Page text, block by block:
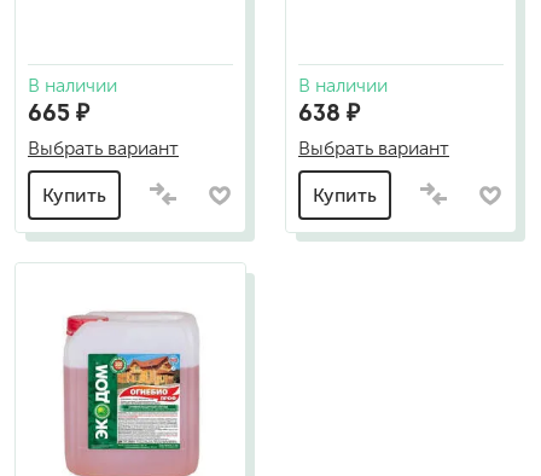
В наличии
665 ₽
Выбрать вариант
Купить
В наличии
638 ₽
Выбрать вариант
Купить